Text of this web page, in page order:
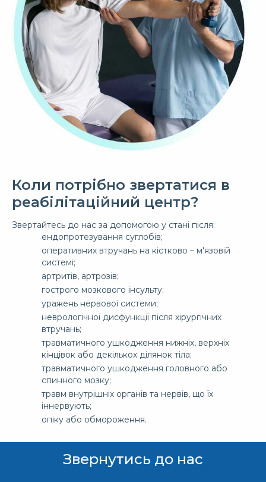
Коли потрібно звертатися в
реабілітаційний центр?
Звертайтесь до нас за допомогою у стані після:
ендопротезування суглобів;
оперативних втручань на кістково – м'язовій
системі;
артритів, артрозів;
гострого мозкового інсульту;
уражень нервової системи;
неврологічної дисфункції після хірургічних
втручань;
травматичного ушкодження нижніх, верхніх
кінцівок або декількох ділянок тіла;
травматичного ушкодження головного або
спинного мозку;
травм внутрішніх органів та нервів, що їх
іннервують;
опіку або обмороження.
Звернутись до нас